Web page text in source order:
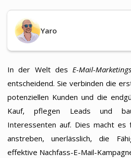
Yaro
In der Welt desE-Mail-Marketings
entscheidend. Sie verbinden die
potenziellen Kunden und die
Kauf, pflegen Leads und
Interessenten auf. Dies macht
anstreben, unerlässlich, die
effektive Nachfass-E-Mail-